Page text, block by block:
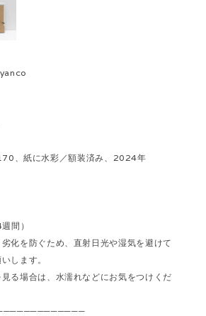
、紙に水彩／額装済み、2024年
間）
化を防ぐため、直射日光や湿気を避けて
します。
る場合は、水濡れなどにお気をつけくだ